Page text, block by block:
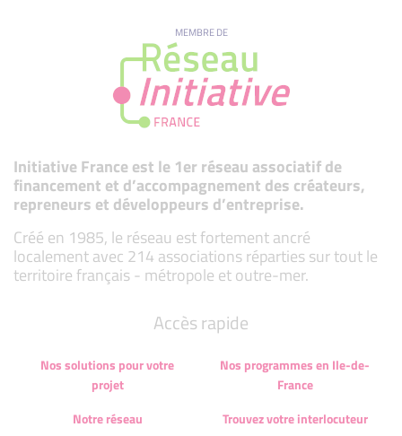
MEMBRE DE
Initiative France est le 1er réseau associatif de
financement et d’accompagnement des créateurs,
repreneurs et développeurs d’entreprise.
Créé en 1985, le réseau est fortement ancré
localement avec 214 associations réparties sur tout le
territoire français - métropole et outre-mer.
Accès rapide
Nos solutions pour votre
projet
Nos programmes en Ile-de-
France
Notre réseau
Trouvez votre interlocuteur